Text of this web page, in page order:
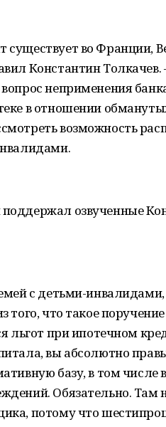
во Франции,
Константин
неприменения
в отношении
возможность
озвученные
с детьми-
того, что такое
льгот при ипотечном
вы абсолютно
базу, в том
Обязательно. Там
потому что